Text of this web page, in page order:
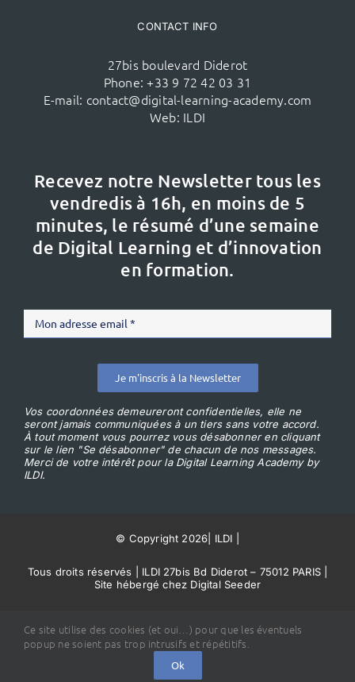
CONTACT INFO
27bis boulevard Diderot
Phone: +33 9 72 42 03 31
E-mail: contact@digital-learning-academy.com
Web: ILDI
Recevez notre Newsletter tous les
vendredis à 16h, en moins de 5
minutes, le résumé d’une semaine
de Digital Learning et d’innovation
en formation.
Je m'inscris à la Newsletter
Vos coordonnées demeureront confidentielles, elle ne
seront jamais communiquées à un tiers sans votre accord.
À tout moment vous pourrez vous désabonner en cliquant
sur le lien "Se désabonner" de chacun de nos messages.
Merci de votre intérêt pour la Digital Learning Academy by
ILDI.
© Copyright 2026 ILDI
Tous droits réservés | ILDI 27bis Bd Diderot – 75012 PARIS |
Site hébergé chez Digital Seeder
Ce site utilise des cookies (et oui…) pour que les éventuels
popup ne soient pas trop intrusifs et répétitifs.
Ok